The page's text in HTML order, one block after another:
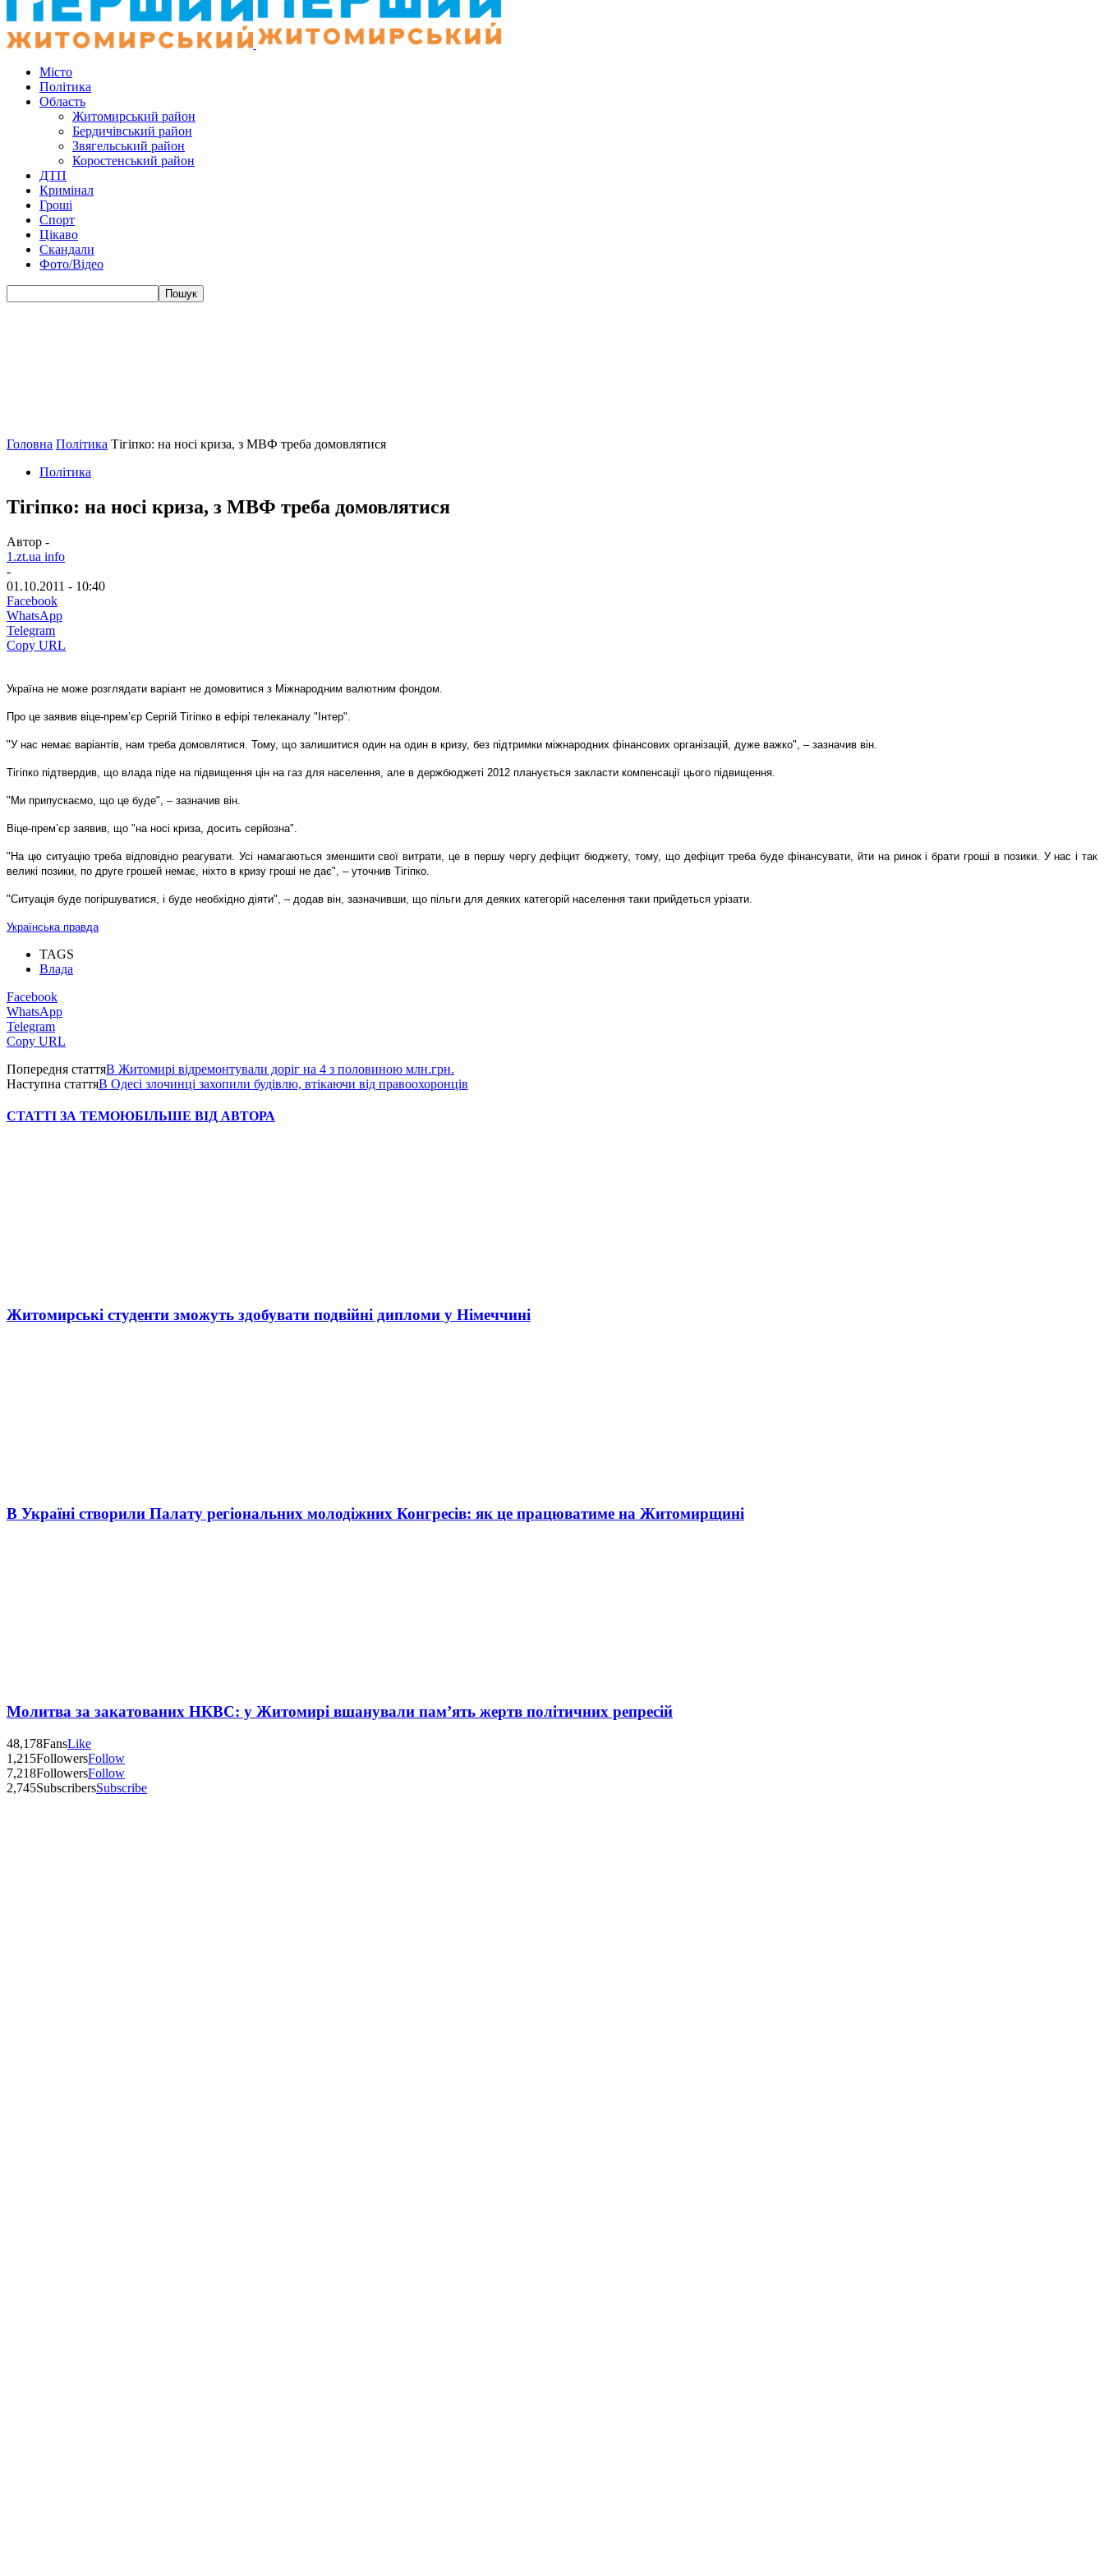
Місто
Політика
Область
Житомирський район
Бердичівський район
Звягельський район
Коростенський район
ДТП
Кримінал
Гроші
Спорт
Цікаво
Скандали
Фото/Відео
Головна Політика Тігіпко: на носі криза, з МВФ треба домовлятися
Політика
Тігіпко: на носі криза, з МВФ треба домовлятися
Автор -
1.zt.ua info
-
01.10.2011 - 10:40
Facebook
WhatsApp
Telegram
Copy URL
Україна не може розглядати варіант не домовитися з Міжнародним валютним фондом.
Про це заявив віце-прем’єр Сергій Тігіпко в ефірі телеканалу "Інтер".
"У нас немає варіантів, нам треба домовлятися. Тому, що залишитися один на один в кризу, без підтримки міжнародних фінансових організацій, дуже важко", – зазначив він.
Тігіпко підтвердив, що влада піде на підвищення цін на газ для населення, але в держбюджеті 2012 планується закласти компенсації цього підвищення.
"Ми припускаємо, що це буде", – зазначив він.
Віце-прем’єр заявив, що "на носі криза, досить серйозна".
"На цю ситуацію треба відповідно реагувати. Усі намагаються зменшити свої витрати, це в першу чергу дефіцит бюджету, тому, що дефіцит треба буде фінансувати, йти на ринок і брати гроші в позики. У нас і так
великі позики, по друге грошей немає, ніхто в кризу гроші не дає", – уточнив Тігіпко.
"Ситуація буде погіршуватися, і буде необхідно діяти", – додав він, зазначивши, що пільги для деяких категорій населення таки прийдеться урізати.
Українська правда
TAGS
Влада
Facebook
WhatsApp
Telegram
Copy URL
Попередня статтяВ Житомирі відремонтували доріг на 4 з половиною млн.грн.
Наступна статтяВ Одесі злочинці захопили будівлю, втікаючи від правоохоронців
СТАТТІ ЗА ТЕМОЮБІЛЬШЕ ВІД АВТОРА
Житомирські студенти зможуть здобувати подвійні дипломи у Німеччині
В Україні створили Палату регіональних молодіжних Конгресів: як це працюватиме на Житомирщині
Молитва за закатованих НКВС: у Житомирі вшанували пам’ять жертв політичних репресій
48,178FansLike
1,215FollowersFollow
7,218FollowersFollow
2,745SubscribersSubscribe